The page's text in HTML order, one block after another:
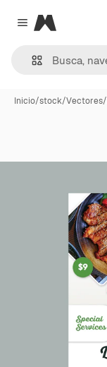
Close menu
Magnific
Inicio/stock/Vectores/